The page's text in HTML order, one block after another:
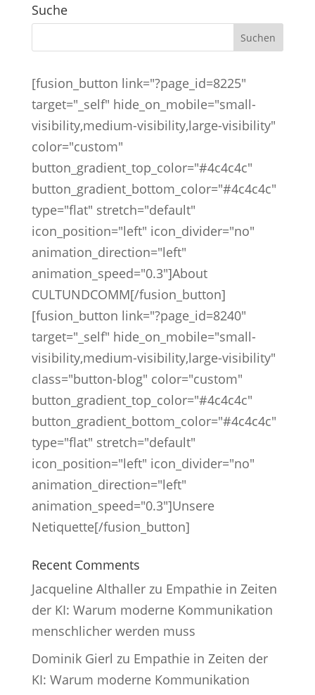
Suche
[fusion_button link="?page_id=8225"
target="_self" hide_on_mobile="small-
visibility,medium-visibility,large-visibility"
color="custom"
button_gradient_top_color="#4c4c4c"
button_gradient_bottom_color="#4c4c4c"
type="flat" stretch="default"
icon_position="left" icon_divider="no"
animation_direction="left"
animation_speed="0.3"]About
CULTUNDCOMM[/fusion_button]
[fusion_button link="?page_id=8240"
target="_self" hide_on_mobile="small-
visibility,medium-visibility,large-visibility"
class="button-blog" color="custom"
button_gradient_top_color="#4c4c4c"
button_gradient_bottom_color="#4c4c4c"
type="flat" stretch="default"
icon_position="left" icon_divider="no"
animation_direction="left"
animation_speed="0.3"]Unsere
Netiquette[/fusion_button]
Recent Comments
Jacqueline Althallerzu Empathie in Zeiten
der KI: Warum moderne Kommunikation
menschlicher werden muss
Dominik Gierl zu Empathie in Zeiten der
KI: Warum moderne Kommunikation